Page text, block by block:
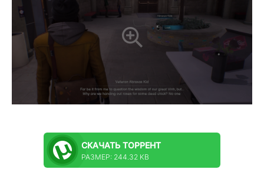
СКАЧАТЬ ТОРРЕНТ
РАЗМЕР: 244.32 KB